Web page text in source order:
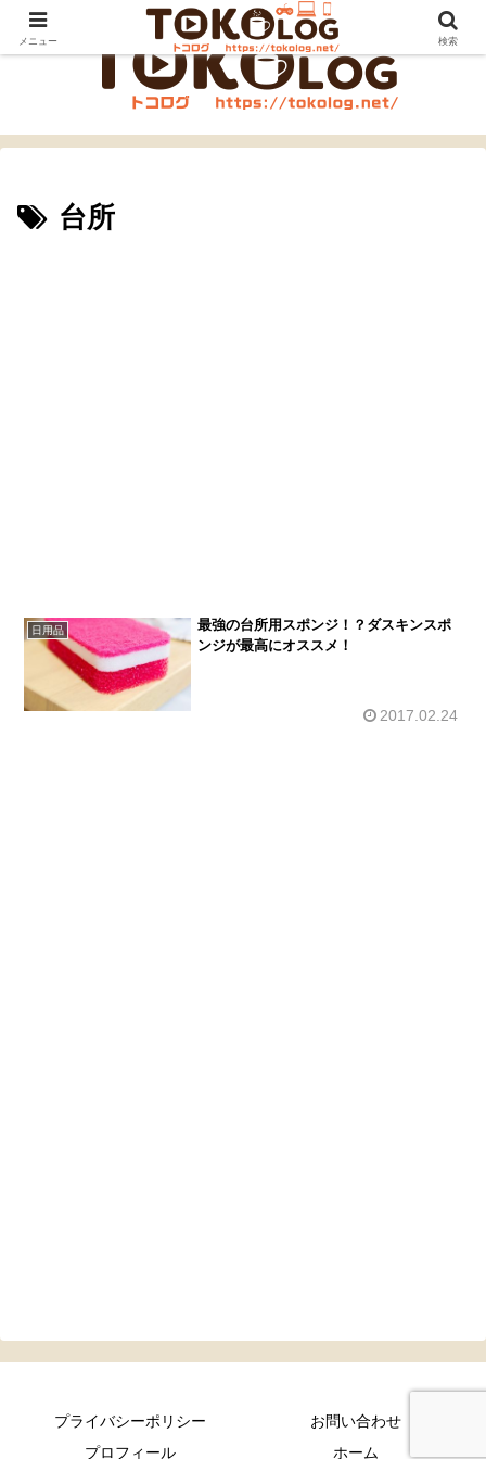
台所
日用品
最強の台所用スポンジ！？ダスキンスポ
ンジが最高にオススメ！
2017.02.24
プライバシーポリシー
お問い合わせ
プロフィール
ホーム
メニュー 検索